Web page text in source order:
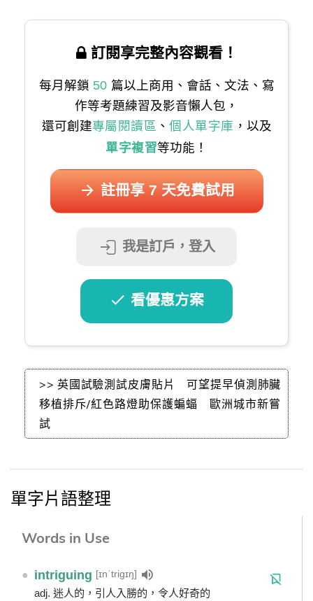
訂閱享完整內容觀看！
每月解鎖 50 篇以上商用、會話、文法、寫
作等考題練習及影音懶人包，
還可創建專屬閱讀區 、 個人單字庫 ，以及
單字複習等功能！
註冊享 7 天免費試用
我是訂戶，登入
看優惠方案
>> 英國試驗測試皮膚貼片 可望提早偵測肺臟
移植排斥/紅色路燈助保護蝙蝠 歐洲城市新嘗
試
單字片語整理
Words in Use
● intriguing [ɪnˈtrigɪŋ]
adj. 迷人的，引人入勝的，令人好奇的